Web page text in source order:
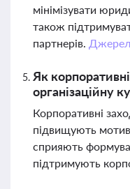
мінімізувати
також
партнерів.
Як
організаційну
Корпоративні
підвищують
сприяють
підтримують